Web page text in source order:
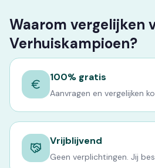
Waarom vergelijken
Verhuiskampioen?
100% gratis
Aanvragen en vergelijken
Vrijblijvend
Geen verplichtingen. Jij